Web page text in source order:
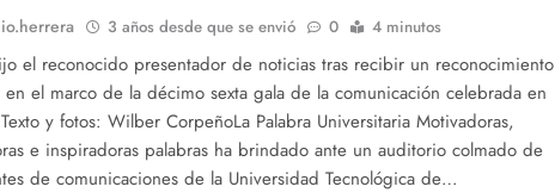
3 años desde que se envió 0 4 minutos
el reconocido presentador de noticias tras recibir un reconocimiento
en el marco de la décimo sexta gala de la comunicación celebrada en
y fotos: Wilber CorpeñoLa Palabra Universitaria Motivadoras,
e inspiradoras palabras ha brindado ante un auditorio colmado de
de comunicaciones de la Universidad Tecnológica de…